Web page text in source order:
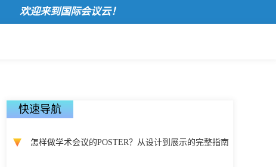
欢迎来到国际会议云！
快速导航
怎样做学术会议的POSTER？从设计到展示的完整指南